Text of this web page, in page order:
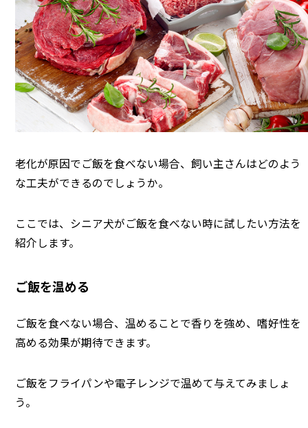
老化が原因でご飯を食べない場合、飼い主さんはどのよう
な工夫ができるのでしょうか。
ここでは、シニア犬がご飯を食べない時に試したい方法を
紹介します。
ご飯を温める
ご飯を食べない場合、温めることで香りを強め、嗜好性を
高める効果が期待できます。
ご飯をフライパンや電子レンジで温めて与えてみましょ
う。